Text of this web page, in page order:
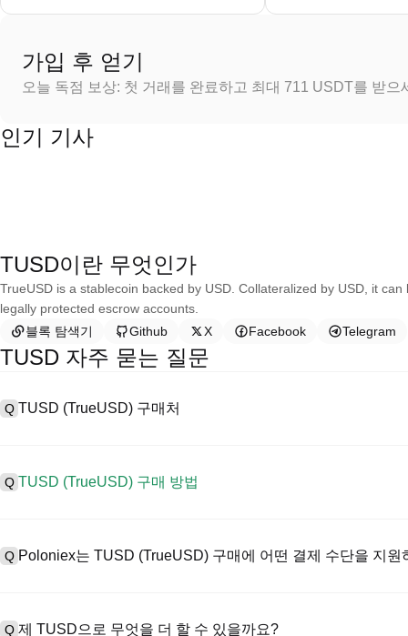
가입 후 얻기
오늘 독점 보상: 첫 거래를 완료하고 최대 711 USDT를 받으
인기 기사
TUSD이란 무엇인가
TrueUSD is a stablecoin backed by USD. Collateralized by USD, it
legally protected escrow accounts.
블록 탐색기
Github X Facebook Telegram
TUSD 자주 묻는 질문
Q TUSD (TrueUSD) 구매처
페이스, 높은 유동성, 거래를 간소화할 수 있는 다양한 거래 도구를
서 거래를 지원하고 경쟁력 있는 거래 수수료를 제공합니다.
1. 계정을 생성하고 KYC 인증을 완료합니다.
2. 법정화폐와 암호화폐로 계정에 자금을 지원합니다.
Q TUSD (TrueUSD) 구매 방법
시작하세요.
Q Poloniex는 TUSD (TrueUSD) 구매에 어떤 결제 수단을 지원
1) 신용/직불 카드(예: 비자 및 마스터카드)로 스테이블코인(예:
Q 제 TUSD으로 무엇을 더 할 수 있을까요?